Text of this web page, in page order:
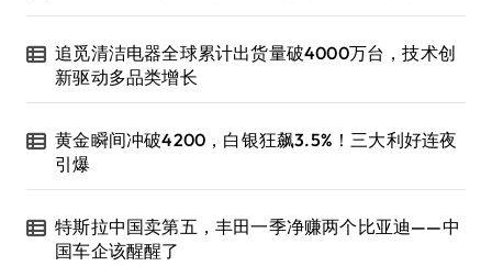
追觅清洁电器全球累计出货量破4000万台，技术创
新驱动多品类增长
黄金瞬间冲破4200，白银狂飙3.5%！三大利好连夜
引爆
特斯拉中国卖第五，丰田一季净赚两个比亚迪——中
国车企该醒醒了